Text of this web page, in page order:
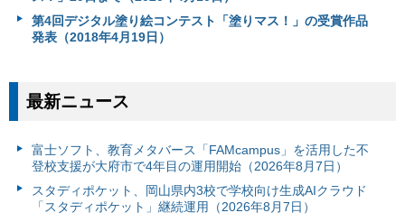
第4回デジタル塗り絵コンテスト「塗りマス！」の受賞作品
発表（2018年4月19日）
最新ニュース
富⼠ソフト、教育メタバース「FAMcampus」を活用した不
登校支援が大府市で4年目の運用開始（2026年8月7日）
スタディポケット、岡山県内3校で学校向け生成AIクラウド
「スタディポケット」継続運用（2026年8月7日）